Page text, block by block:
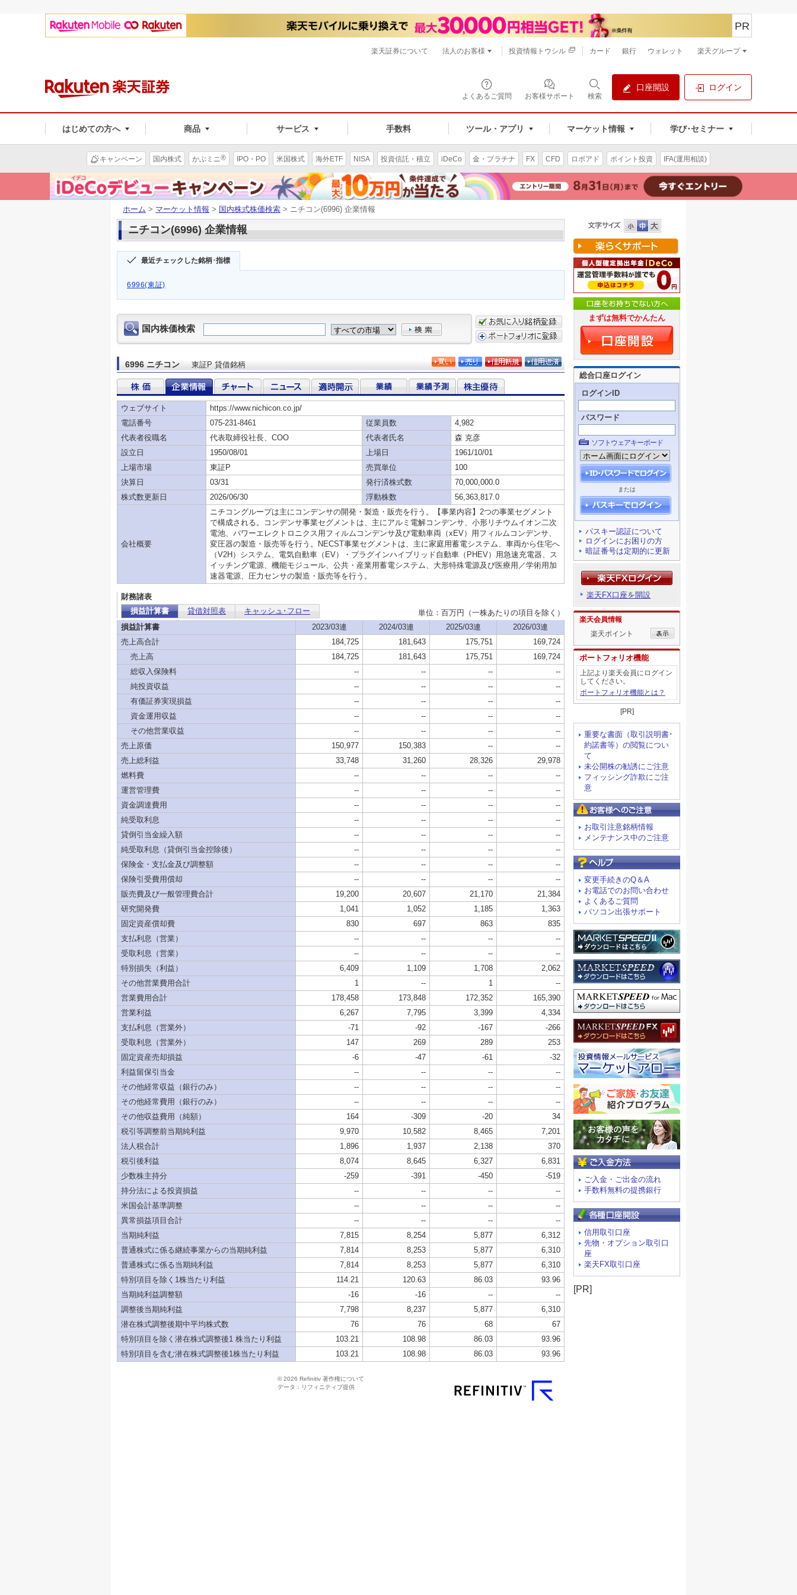
よくあるご質問 お客様サポート 検索
口座開設 ログイン
はじめての方へ 商品 サービス 手数料 ツール・アプリ マーケット情報 学び･セミナー
PR
楽天証券について 法人のお客様 投資情報トウシル カード 銀行 ウォレット 楽天グループ
キャンペーン 国内株式 かぶミニ® IPO・PO 米国株式 海外ETF NISA 投資信託・積立 iDeCo 金・プラチナ FX CFD ロボアド ポイント投資 IFA(運用相談)
ホーム > マーケット情報 > 国内株式株価検索 > ニチコン(6996) 企業情報
ニチコン(6996) 企業情報
最近チェックした銘柄･指標
6996(東証)
まずは無料でかんたん
総合口座ログイン
ログインID
パスワード
ソフトウェアキーボード
または
パスキー認証について
ログインにお困りの方
暗証番号は定期的に更新
楽天FX口座を開設
楽天会員情報
楽天ポイント
ポートフォリオ機能
上記より楽天会員にログイン
してください。
ポートフォリオ機能とは？
[PR]
重要な書面（取引説明書･
約諾書等）の閲覧につい
て
未公開株の勧誘にご注意
フィッシング詐欺にご注
意
お取引注意銘柄情報
メンテナンス中のご注意
変更手続きのQ＆A
お電話でのお問い合わせ
よくあるご質問
パソコン出張サポート
ご入金・ご出金の流れ
手数料無料の提携銀行
信用取引口座
先物・オプション取引口
座
楽天FX取引口座
[PR]